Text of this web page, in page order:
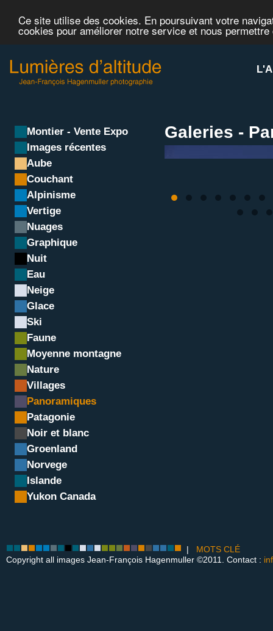
Ce site utilise des cookies. En poursuivant votre
cookies pour améliorer notre service et nous
Montier - Vente Expo
Images récentes
Aube
Couchant
Alpinisme
Vertige
Nuages
Graphique
Nuit
Eau
Neige
Glace
Ski
Faune
Moyenne montagne
Nature
Villages
Panoramiques
Patagonie
Noir et blanc
Groenland
Norvege
Islande
Yukon Canada
Galeries -
| MOTS CLÉ
Copyright all images Jean-François Hagenmuller ©2011. Contact :